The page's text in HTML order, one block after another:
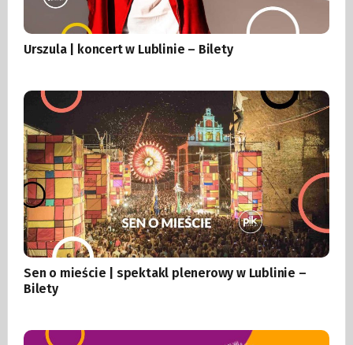
Urszula | koncert w Lublinie – Bilety
Sen o mieście | spektakl plenerowy w Lublinie –
Bilety